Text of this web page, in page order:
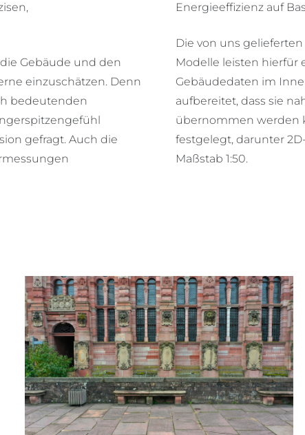
Gebäude und den
einzuschätzen. Denn
bedeutenden
gefragt. Auch die
Energieeffizienz auf
Die von uns
Modelle leisten hierfür
Gebäudedaten im
aufbereitet, dass sie
übernommen werden
festgelegt, darunter
Maßstab 1:50.